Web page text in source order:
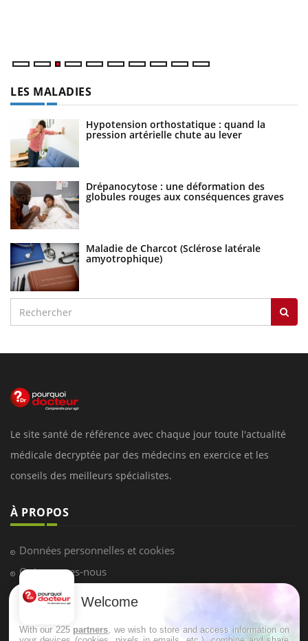
LES MALADIES
Hypotension orthostatique : quand la
pression artérielle chute au lever
Drépanocytose : une déformation des
globules rouges aux conséquences graves
Maladie de Charcot (Sclérose latérale
amyotrophique)
Le site santé de référence avec chaque jour toute l'actualité
médicale decryptée par des médecins en exercice et les
conseils des meilleurs spécialistes.
À PROPOS
Données personnelles et cookies
Qui sommes-nous
Conditions d'utilisation
Mentions Légales
Welcome
With our 225 partners , we wish to store and access information on